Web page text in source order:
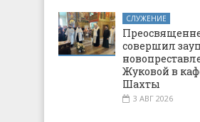
СЛУЖЕНИЕ
совершил
Жуковой в
Шахты
3 АВГ 2026